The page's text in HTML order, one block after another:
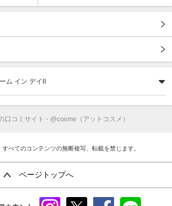
ム イン デイII
口コミサイト - @cosme（アットコスメ）
べてのコンテンツの無断複写、転載を禁じます。
ページトップへ